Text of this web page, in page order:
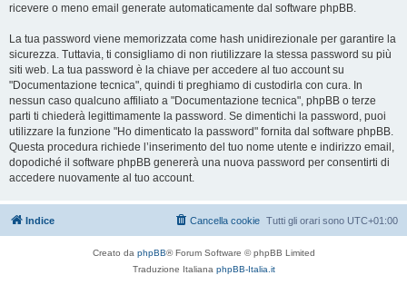
ricevere o meno email generate automaticamente dal software phpBB.
La tua password viene memorizzata come hash unidirezionale per garantire la
sicurezza. Tuttavia, ti consigliamo di non riutilizzare la stessa password su più
siti web. La tua password è la chiave per accedere al tuo account su
"Documentazione tecnica", quindi ti preghiamo di custodirla con cura. In
nessun caso qualcuno affiliato a "Documentazione tecnica", phpBB o terze
parti ti chiederà legittimamente la password. Se dimentichi la password, puoi
utilizzare la funzione "Ho dimenticato la password" fornita dal software phpBB.
Questa procedura richiede l’inserimento del tuo nome utente e indirizzo email,
dopodiché il software phpBB genererà una nuova password per consentirti di
accedere nuovamente al tuo account.
Indice Tutti gli orari sono UTC+01:00
Cancella cookie
Creato da phpBB® Forum Software © phpBB Limited
Traduzione Italiana phpBB-Italia.it